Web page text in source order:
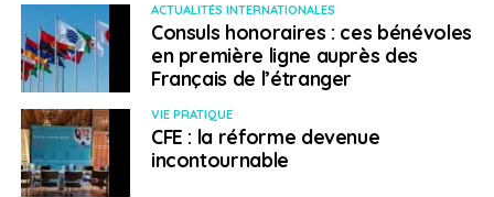
programme de gestion du risque en voyage ;
Seulement 11% surveillent le nombre d’accidents
de la route ;
Seulement 21% ont implémenté un programme
de sensibilisation aux maladies pré-existantes.
Pour en savoir plus.
ACTUALITÉS INTERNATIONALES
Consuls honoraires : ces bénévoles
en première ligne auprès des
Français de l’étranger
VIE PRATIQUE
CFE : la réforme devenue
incontournable